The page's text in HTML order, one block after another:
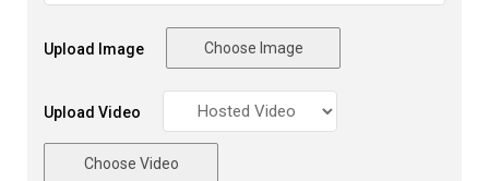
Upload Image Choose Image
Upload Video
Choose Video